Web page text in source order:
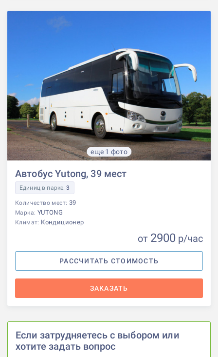
еще 1 фото
Автобус Yutong, 39 мест
Единиц в парке:3
Количество мест: 39
Марка: YUTONG
Климат: Кондиционер
от 2900 р/час
РАССЧИТАТЬ СТОИМОСТЬ
ЗАКАЗАТЬ
Если затрудняетесь с выбором или
хотите задать вопрос